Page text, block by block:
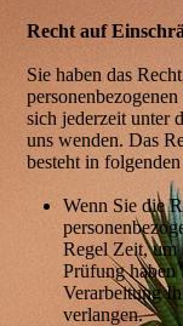
Recht auf
Sie haben das
sich jederzeit unter
uns wenden. Das
besteht in
Wenn Sie die
Regel Zeit, um
Prüfung haben
Verarbeitung
verlangen.